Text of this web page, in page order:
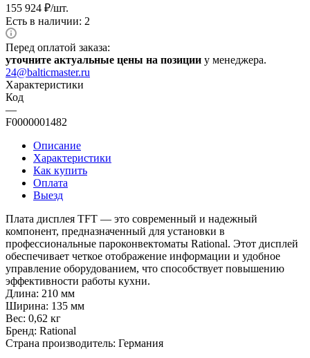
155 924 ₽/шт.
Есть в наличии: 2
Перед оплатой заказа:
уточните актуальные цены на позиции у менеджера.
24@balticmaster.ru
Характеристики
Код
—
F0000001482
Описание
Характеристики
Как купить
Оплата
Выезд
Плата дисплея TFT — это современный и надежный
компонент, предназначенный для установки в
профессиональные пароконвектоматы Rational. Этот дисплей
обеспечивает четкое отображение информации и удобное
управление оборудованием, что способствует повышению
эффективности работы кухни.
Длина: 210 мм
Ширина: 135 мм
Вес: 0,62 кг
Бренд: Rational
Страна производитель: Германия